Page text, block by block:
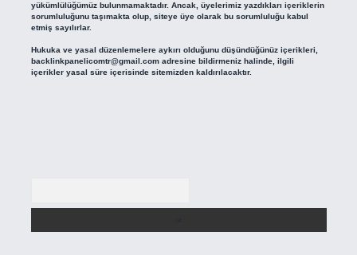
yükümlülüğümüz bulunmamaktadır. Ancak, üyelerimiz yazdıkları içeriklerin
sorumluluğunu taşımakta olup, siteye üye olarak bu sorumluluğu kabul
etmiş sayılırlar.
Hukuka ve yasal düzenlemelere aykırı olduğunu düşündüğünüz içerikleri,
backlinkpanelicomtr@gmail.comadresine bildirmeniz halinde, ilgili
içerikler yasal süre içerisinde sitemizden kaldırılacaktır.